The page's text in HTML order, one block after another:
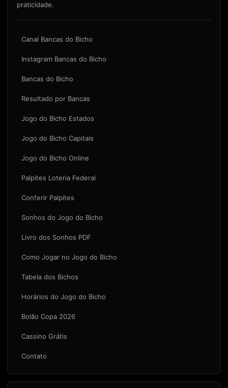
praticidade.
Canal Bancas do Bicho
Instagram Bancas do Bicho
Bancas do Bicho
Resultado por Bancas
Jogo do Bicho Estados
Jogo do Bicho Capitais
Jogo do Bicho Online
Palpites Loteria Federal
Conferir Palpites
Sonhos do Jogo do Bicho
Livro dos Sonhos PDF
Como Jogar no Jogo do Bicho
Tabela dos Bichos
Horários do Jogo do Bicho
Bolão Copa 2026
Cassino Grátis
Contato